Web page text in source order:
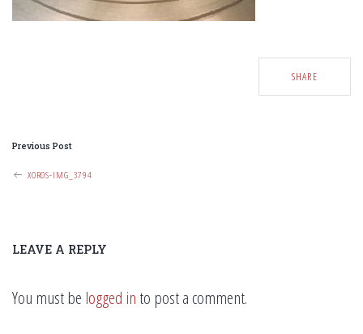
SHARE
P
O
N
V
Previous Post
XOROS-IMG_3794
LEAVE A REPLY
You must be logged in to post a comment.